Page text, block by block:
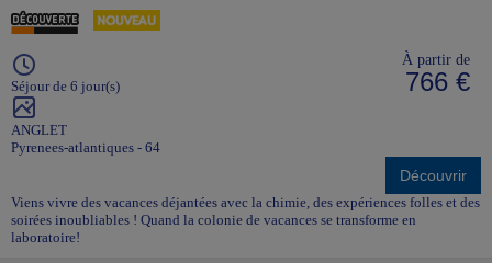
Séjour de 6 jour(s)
ANGLET
Pyrenees-atlantiques - 64
À partir de
766 €
Découvrir
Viens vivre des vacances déjantées avec la chimie, des expériences folles et des
soirées inoubliables ! Quand la colonie de vacances se transforme en
laboratoire!